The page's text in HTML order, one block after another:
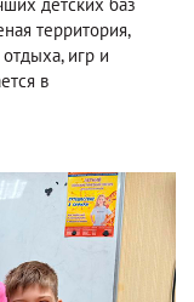
территория,
игр и
в